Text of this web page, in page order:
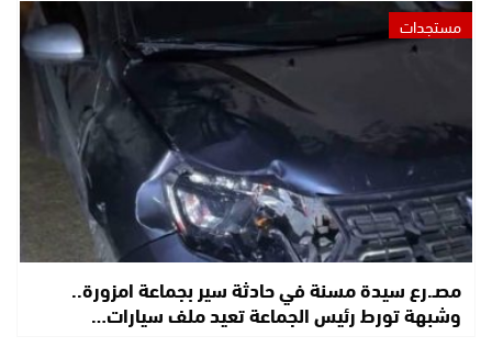
مستجدات
مصـ.رع سيدة مسنة في حادثة سير بجماعة امزورة..
وشبهة تورط رئيس الجماعة تعيد ملف سيارات…